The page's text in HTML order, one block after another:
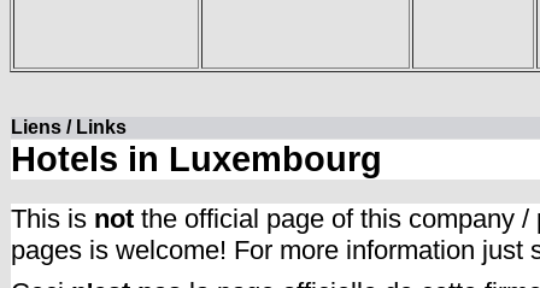
Liens / Links
Hotels in Luxembourg
This is not the official page of this company
pages is welcome! For more information just